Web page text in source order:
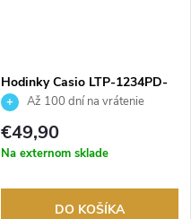
Hodinky Casio LTP-1234PD-
7BEGAž 100 dní na vrátenie
tovaru. Autorizovaný predajca.
€49,90
Na externom sklade
DO KOŠÍKA